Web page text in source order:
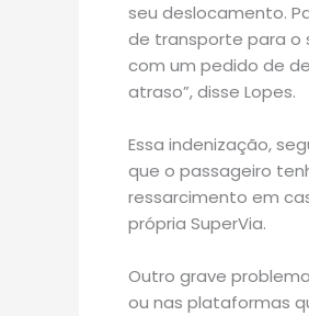
seu deslocamento.
de transporte para o
com um pedido de
atraso”, disse Lopes.
Essa indenização,
que o passageiro
ressarcimento em
própria SuperVia.
Outro grave
ou nas plataformas